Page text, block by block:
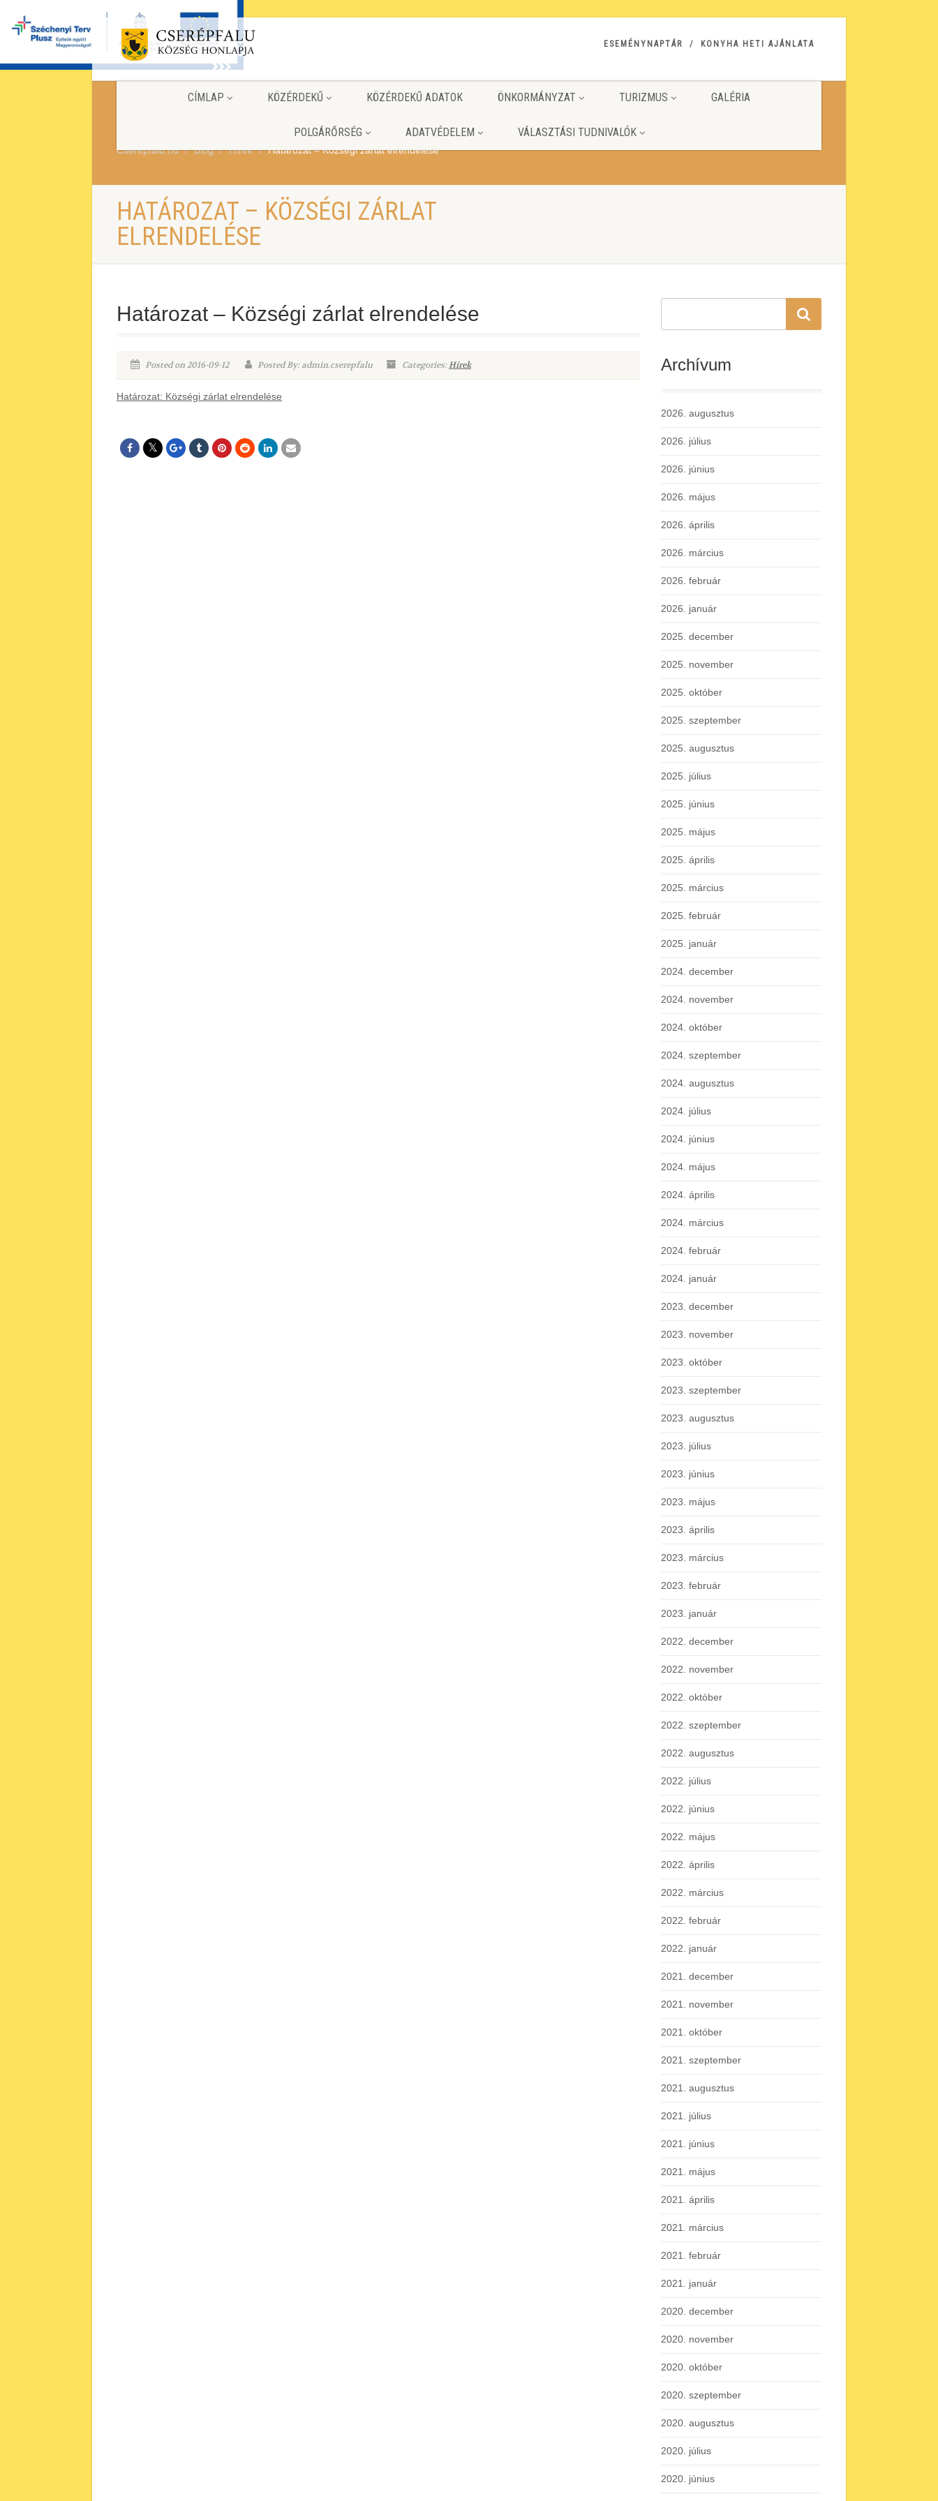
ESEMÉNYNAPTÁR KONYHA HETI AJÁNLATA
CÍMLAP KÖZÉRDEKŰ KÖZÉRDEKŰ ADATOK ÖNKORMÁNYZAT TURIZMUS GALÉRIA
POLGÁRŐRSÉG ADATVÉDELEM VÁLASZTÁSI TUDNIVALÓK
Cserepfalu.hu Blog Hírek Határozat – Községi zárlat elrendelése
HATÁROZAT – KÖZSÉGI ZÁRLAT
ELRENDELÉSE
Határozat – Községi zárlat elrendelése
Posted on 2016-09-12 Posted By: admin.cserepfalu Categories:Hírek
Határozat: Községi zárlat elrendelése
Archívum
2026. augusztus
2026. július
2026. június
2026. május
2026. április
2026. március
2026. február
2026. január
2025. december
2025. november
2025. október
2025. szeptember
2025. augusztus
2025. július
2025. június
2025. május
2025. április
2025. március
2025. február
2025. január
2024. december
2024. november
2024. október
2024. szeptember
2024. augusztus
2024. július
2024. június
2024. május
2024. április
2024. március
2024. február
2024. január
2023. december
2023. november
2023. október
2023. szeptember
2023. augusztus
2023. július
2023. június
2023. május
2023. április
2023. március
2023. február
2023. január
2022. december
2022. november
2022. október
2022. szeptember
2022. augusztus
2022. július
2022. június
2022. május
2022. április
2022. március
2022. február
2022. január
2021. december
2021. november
2021. október
2021. szeptember
2021. augusztus
2021. július
2021. június
2021. május
2021. április
2021. március
2021. február
2021. január
2020. december
2020. november
2020. október
2020. szeptember
2020. augusztus
2020. július
2020. június